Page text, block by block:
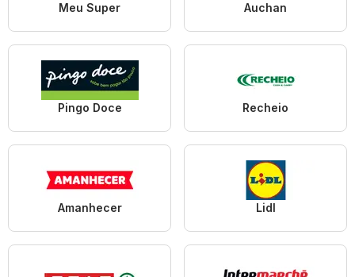
Meu Super Auchan
Pingo Doce Recheio
Amanhecer Lidl